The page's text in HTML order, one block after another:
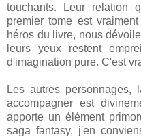
touchants. Leur
premier tome est
héros du livre, nous
leurs yeux restent
d'imagination pure. C'est
Les autres
accompagner est
apporte un élément
saga fantasy, j'en